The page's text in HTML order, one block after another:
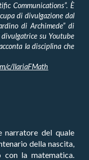
Communications”. È
di divulgazione dal
di Archimede” di
su Youtube
la disciplina che
c/IlariaFMath
narratore del quale
della nascita,
la matematica.